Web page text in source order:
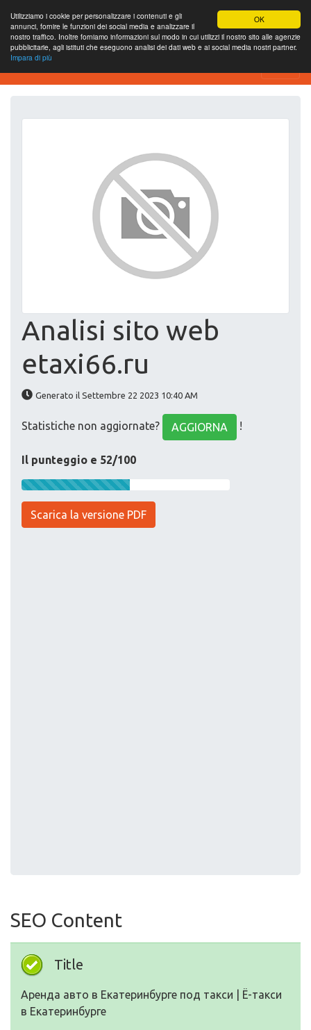
OK
Utilizziamo i cookie per personalizzare i contenuti e gli
annunci, fornire le funzioni dei social media e analizzare il
nostro traffico. Inoltre forniamo informazioni sul modo in cui utilizzi il nostro sito alle agenzie
pubblicitarie, agli istituti che eseguono analisi dei dati web e ai social media nostri partner.
Impara di più
SEO Analytics
Analisi sito web
etaxi66.ru
Generato il Settembre 22 2023 10:40 AM
Statistiche non aggiornate? AGGIORNA !
Il punteggio e 52/100
Scarica la versione PDF
SEO Content
Title
Аренда авто в Екатеринбурге под такси | Ё-такси
в Екатеринбурге